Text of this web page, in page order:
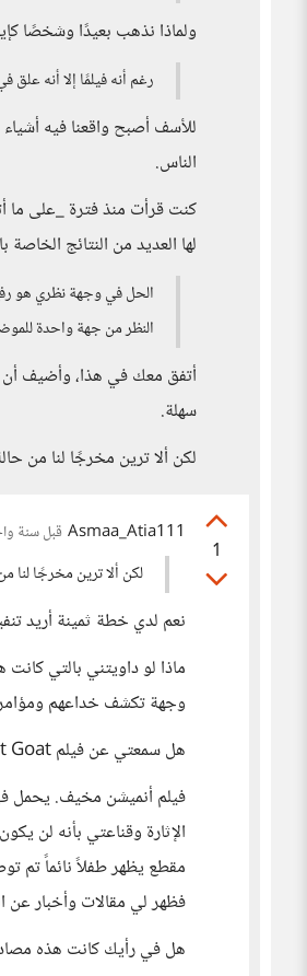
ولماذا نذهب بعيدًا وشخصًا
رغم أنه فيلمًا إلا أنه
للأسف أصبح واقعنا فيه
الناس.
كنت قرأت منذ فترة _على ما
لها العديد من النتائج
الحل في وجهة نظري هو
النظر من جهة واحدة
أتفق معك في هذا، وأضيف أن
سهلة.
لكن ألا ترين مخرجًا لنا من
1
Asmaa_Atia111 قبل سنة
لكن ألا ترين مخرجًا لنا
نعم لدي خطة ثمينة أريد
ماذا لو داويتني بالتي
وجهة تكشف خداعهم
هل سمعتي عن فيلم I pet Goat?
فيلم أنميشن مخيف. يحمل
الإثارة وقناعتي بأنه لن
مقطع يظهر طفلاً نائماً تم
فظهر لي مقالات وأخبار عن
هل في رأيك كانت هذه